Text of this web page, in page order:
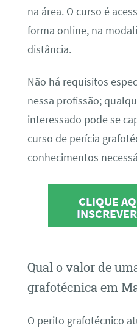
na área. O curso é
forma online, na
distância.
Não há requisitos
nessa profissão;
interessado pode se
curso de perícia
conhecimentos
CLIQUE
Qual o valor de
grafotécnica em
O perito grafotécnico